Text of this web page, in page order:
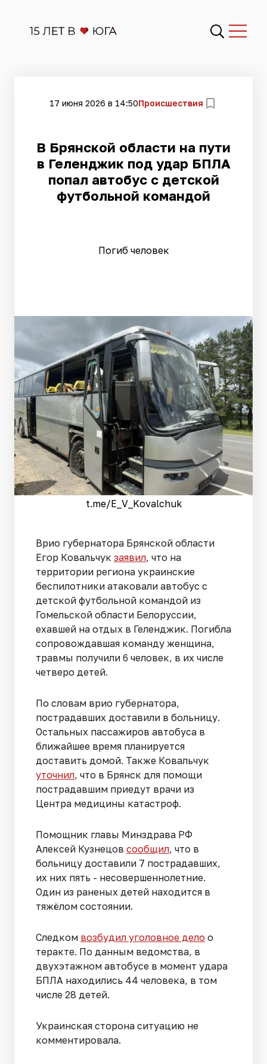
17 июня 2026 в 14:50Происшествия
В Брянской области на пути
в Геленджик под удар БПЛА
попал автобус с детской
футбольной командой
Погиб человек
t.me/E_V_Kovalchuk
Врио губернатора Брянской области
Егор Ковальчук заявил, что на
территории региона украинские
беспилотники атаковали автобус с
детской футбольной командой из
Гомельской области Белоруссии,
ехавшей на отдых в Геленджик. Погибла
сопровождавшая команду женщина,
травмы получили 6 человек, в их числе
четверо детей.
По словам врио губернатора,
пострадавших доставили в больницу.
Остальных пассажиров автобуса в
ближайшее время планируется
доставить домой. Также Ковальчук
уточнил, что в Брянск для помощи
пострадавшим приедут врачи из
Центра медицины катастроф.
Помощник главы Минздрава РФ
Алексей Кузнецов сообщил, что в
больницу доставили 7 пострадавших,
их них пять - несовершеннолетние.
Один из раненых детей находится в
тяжёлом состоянии.
Следком возбудил уголовное дело о
теракте. По данным ведомства, в
двухэтажном автобусе в момент удара
БПЛА находились 44 человека, в том
числе 28 детей.
Украинская сторона ситуацию не
комментировала.